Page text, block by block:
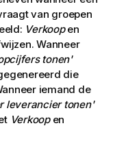
van groepen
Verkoopen
Wanneer
tonen'
die
iemand de
leverancier tonen'
Verkoopen